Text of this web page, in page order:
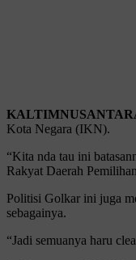
Kota Negara (IKN).
“Kita nda tau ini
Rakyat Daerah
Politisi Golkar ini juga
sebagainya.
“Jadi semuanya haru